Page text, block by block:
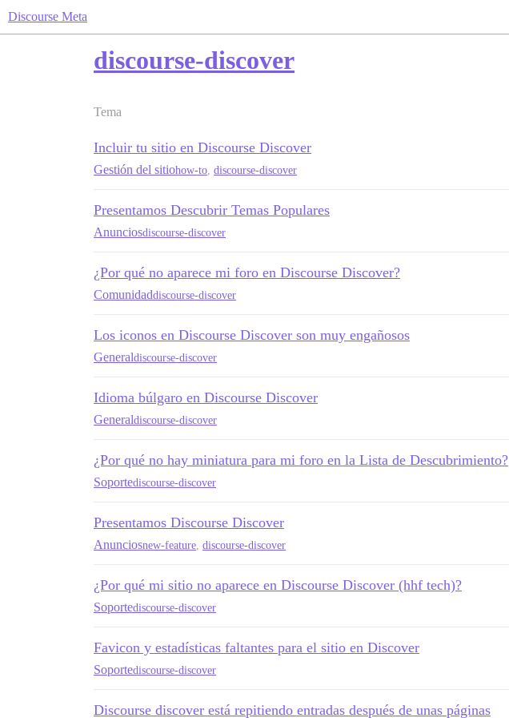
Discourse Meta
discourse-discover
Tema
Incluir tu sitio en Discourse Discover
Gestión del sitiohow-to discourse-discover
Presentamos Descubrir Temas Populares
Anunciosdiscourse-discover
¿Por qué no aparece mi foro en Discourse Discover?
Comunidaddiscourse-discover
Los iconos en Discourse Discover son muy engañosos
Generaldiscourse-discover
Idioma búlgaro en Discourse Discover
Generaldiscourse-discover
¿Por qué no hay miniatura para mi foro en la Lista de Descubrimiento?
Soportediscourse-discover
Presentamos Discourse Discover
Anunciosnew-feature discourse-discover
¿Por qué mi sitio no aparece en Discourse Discover (hhf tech)?
Soportediscourse-discover
Favicon y estadísticas faltantes para el sitio en Discover
Soportediscourse-discover
Discourse discover está repitiendo entradas después de unas páginas